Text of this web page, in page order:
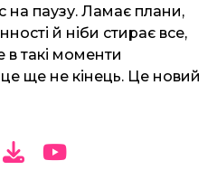
на паузу. Ламає плани,
й ніби стирає все,
такі моменти
це ще не кінець. Це новий